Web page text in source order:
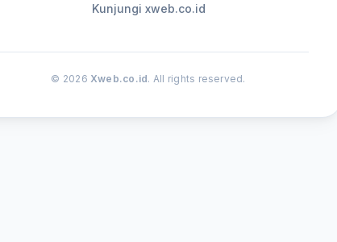
Kunjungi xweb.co.id
© 2026 Xweb.co.id. All rights reserved.